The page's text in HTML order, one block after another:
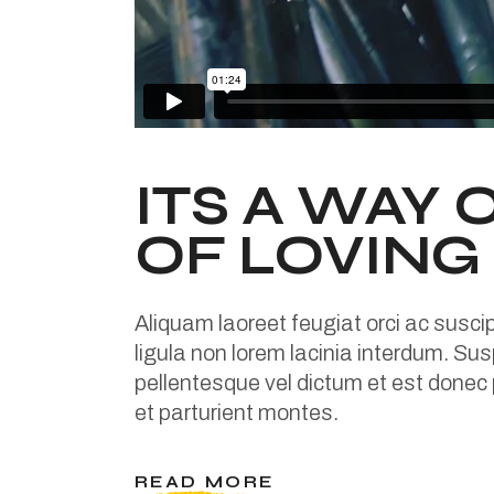
ITS A WAY
OF LOVING
Aliquam laoreet feugiat orci ac
ligula non lorem lacinia interdum.
pellentesque vel dictum et est
et parturient montes.
READ MORE